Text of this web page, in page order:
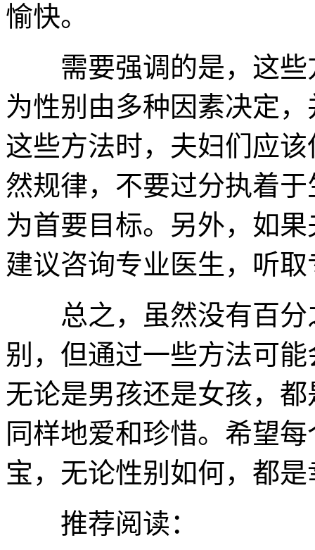
愉快。
需要强调的是，这些
为性别由多种因素决定
这些方法时，夫妇们应
然规律，不要过分执着
为首要目标。另外，如
建议咨询专业医生，听
总之，虽然没有百分
别，但通过一些方法可
无论是男孩还是女孩，
同样地爱和珍惜。希望
宝，无论性别如何，都
推荐阅读：